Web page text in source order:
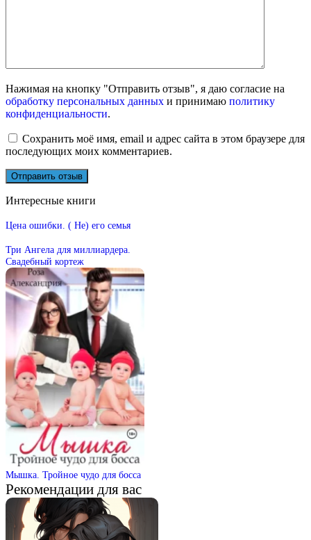
Нажимая на кнопку "Отправить отзыв", я даю согласие на
обработку персональных данных и принимаю политику
конфиденциальности.
Сохранить моё имя, email и адрес сайта в этом браузере для
последующих моих комментариев.
Интересные книги
Цена ошибки. ( Не) его семья
Три Ангела для миллиардера.
Свадебный кортеж
Мышка. Тройное чудо для босса
Рекомендации для вас